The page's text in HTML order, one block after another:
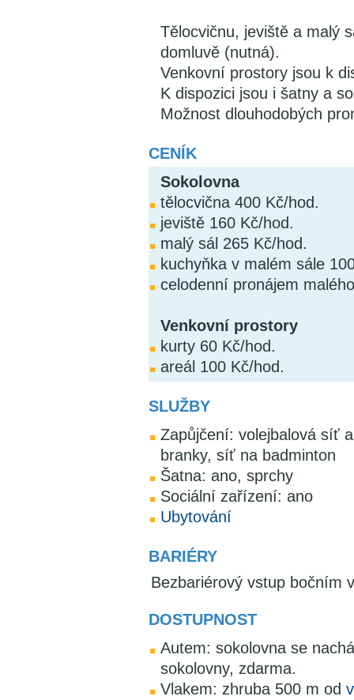
Tělocvičnu, jeviště a malý
domluvě (nutná).
Venkovní prostory jsou k
K dispozici jsou i šatny a
Možnost dlouhodobých
CENÍK
Sokolovna
tělocvična 400 Kč/hod.
jeviště 160 Kč/hod.
malý sál 265 Kč/hod.
kuchyňka v malém sále
celodenní pronájem
Venkovní prostory
kurty 60 Kč/hod.
areál 100 Kč/hod.
SLUŽBY
Zapůjčení: volejbalová síť
branky, síť na badminton
Šatna: ano, sprchy
Sociální zařízení: ano
Ubytování
BARIÉRY
Bezbariérový vstup bočním
DOSTUPNOST
Autem: sokolovna se
sokolovny, zdarma.
Vlakem: zhruba 500 m od